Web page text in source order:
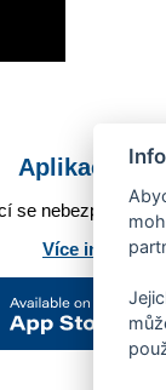
Aplikace
se nebezpečí,
Více